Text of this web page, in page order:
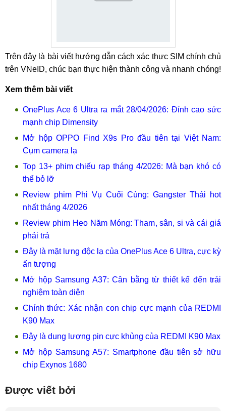
Trên đây là bài viết hướng dẫn cách xác thực SIM chính chủ
trên VNeID, chúc bạn thực hiện thành công và nhanh chóng!
Xem thêm bài viết
OnePlus Ace 6 Ultra ra mắt 28/04/2026: Đỉnh cao sức
mạnh chip Dimensity
Mở hộp OPPO Find X9s Pro đầu tiên tại Việt Nam:
Cụm camera lạ
Top 13+ phim chiếu rạp tháng 4/2026: Mà bạn khó có
thể bỏ lỡ
Review phim Phi Vụ Cuối Cùng: Gangster Thái hot
nhất tháng 4/2026
Review phim Heo Năm Móng: Tham, sân, si và cái giá
phải trả
Đây là mặt lưng độc lạ của OnePlus Ace 6 Ultra, cực kỳ
ấn tượng
Mở hộp Samsung A37: Cân bằng từ thiết kế đến trải
nghiệm toàn diện
Chính thức: Xác nhận con chip cực mạnh của REDMI
K90 Max
Đây là dung lượng pin cực khủng của REDMI K90 Max
Mở hộp Samsung A57: Smartphone đầu tiên sở hữu
chip Exynos 1680
Được viết bởi